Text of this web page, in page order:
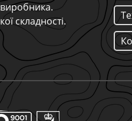
складності.